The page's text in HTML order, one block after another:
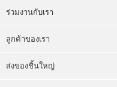
ร่วมงานกับเรา
ลูกค้าของเรา
ส่งของชิ้นใหญ่